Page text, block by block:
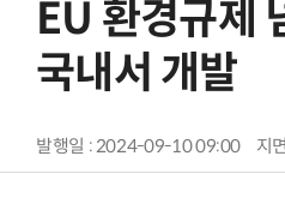
EU 환경규제
국내서 개발
발행일 : 2024-09-10 09:00 지